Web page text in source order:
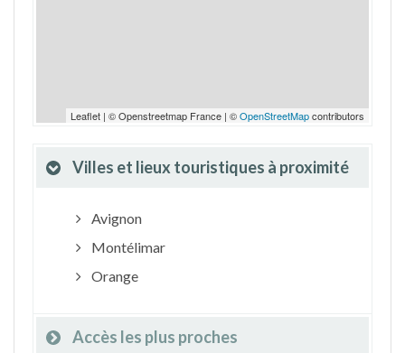
Leaflet | © Openstreetmap France | ©OpenStreetMapcontributors
Villes et lieux touristiques à proximité
Avignon
Montélimar
Orange
Accès les plus proches